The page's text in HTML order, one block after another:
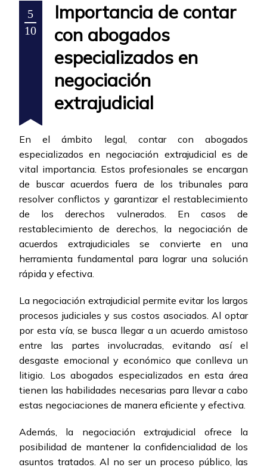
5
10
Importancia de contar
con abogados
especializados en
negociación
extrajudicial
En el ámbito legal, contar con abogados
especializados en negociación extrajudicial es de
vital importancia. Estos profesionales se encargan
de buscar acuerdos fuera de los tribunales para
resolver conflictos y garantizar el restablecimiento
de los derechos vulnerados. En casos de
restablecimiento de derechos, la negociación de
acuerdos extrajudiciales se convierte en una
herramienta fundamental para lograr una solución
rápida y efectiva.
La negociación extrajudicial permite evitar los largos
procesos judiciales y sus costos asociados. Al optar
por esta vía, se busca llegar a un acuerdo amistoso
entre las partes involucradas, evitando así el
desgaste emocional y económico que conlleva un
litigio. Los abogados especializados en esta área
tienen las habilidades necesarias para llevar a cabo
estas negociaciones de manera eficiente y efectiva.
Además, la negociación extrajudicial ofrece la
posibilidad de mantener la confidencialidad de los
asuntos tratados. Al no ser un proceso público, las